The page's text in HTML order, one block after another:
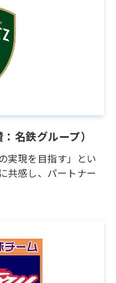
名鉄グループ）
実現を目指す」とい
共感し、パートナー